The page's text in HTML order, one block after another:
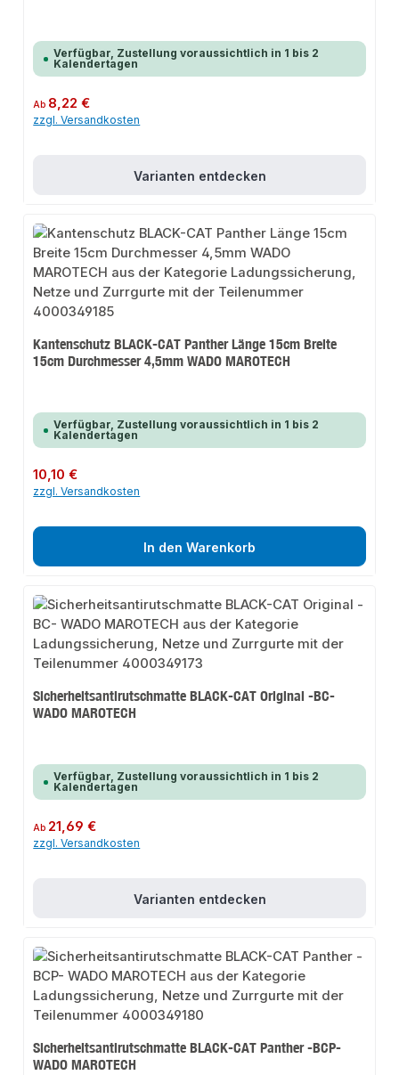
Verfügbar, Zustellung voraussichtlich in 1 bis 2
Kalendertagen
Regulärer Preis:
Ab 8,22 €
zzgl. Versandkosten
Varianten entdecken
Kantenschutz BLACK-CAT Panther Länge 15cm Breite
15cm Durchmesser 4,5mm WADO MAROTECH
Verfügbar, Zustellung voraussichtlich in 1 bis 2
Kalendertagen
Regulärer Preis:
10,10 €
zzgl. Versandkosten
In den Warenkorb
Sicherheitsantirutschmatte BLACK-CAT Original -BC-
WADO MAROTECH
Verfügbar, Zustellung voraussichtlich in 1 bis 2
Kalendertagen
Regulärer Preis:
Ab 21,69 €
zzgl. Versandkosten
Varianten entdecken
Sicherheitsantirutschmatte BLACK-CAT Panther -BCP-
WADO MAROTECH